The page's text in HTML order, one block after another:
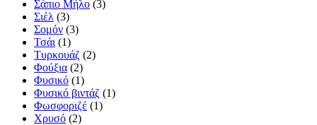
Σάπιο Μήλο (3)
Σιέλ (3)
Σομόν (3)
Τσάι (1)
Τυρκουάζ (2)
Φούξια (2)
Φυσικό (1)
Φυσικό βιντάζ (1)
Φωσφοριζέ (1)
Χρυσό (2)